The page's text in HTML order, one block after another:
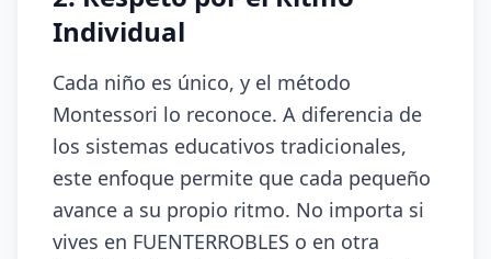
Individual
Cada niño es único, y el método
Montessori lo reconoce. A diferencia de
los sistemas educativos tradicionales,
este enfoque permite que cada pequeño
avance a su propio ritmo. No importa si
vives en FUENTERROBLES o en otra